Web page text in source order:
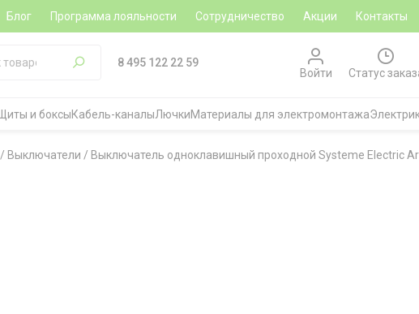
Блог Программа лояльности Сотрудничество Акции Контакты
8 495 122 22 59
Войти
Статус
Щиты и боксыКабель-каналыЛючкиМатериалы для электромонтажа
/ Выключатели / Выключатель одноклавишный проходной Systeme Electric